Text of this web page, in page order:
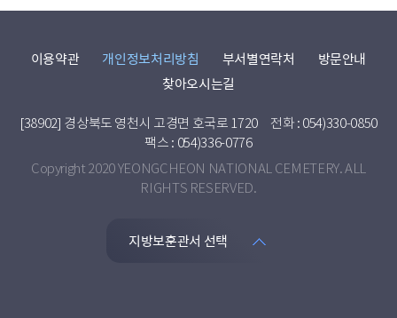
이용약관 개인정보처리방침 부서별연락처
방문안내
찾아오시는길
[38902] 경상북도 영천시 고경면 호국로 1720
전화 : 054)330-0850
팩스 : 054)336-0776
Copyright 2020 YEONGCHEON NATIONAL CEMETERY. ALL
RIGHTS RESERVED.
지방보훈관서 선택